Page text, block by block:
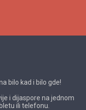
bilo kad i bilo gde!
i dijaspore na jednom
ili telefonu.